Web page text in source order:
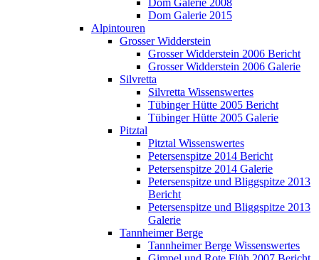
Dom Galerie 2008
Dom Galerie 2015
Alpintouren
Grosser Widderstein
Grosser Widderstein 2006 Bericht
Grosser Widderstein 2006 Galerie
Silvretta
Silvretta Wissenswertes
Tübinger Hütte 2005 Bericht
Tübinger Hütte 2005 Galerie
Pitztal
Pitztal Wissenswertes
Petersenspitze 2014 Bericht
Petersenspitze 2014 Galerie
Petersenspitze und Bliggspitze 2013
Bericht
Petersenspitze und Bliggspitze 2013
Galerie
Tannheimer Berge
Tannheimer Berge Wissenswertes